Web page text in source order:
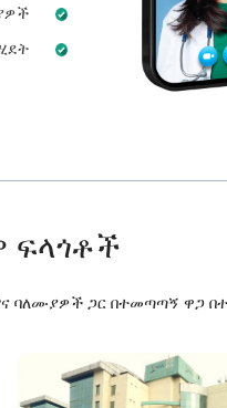
ፍላጎቶች
ባለሙያዎች ጋር በተመጣጣኝ ዋጋ